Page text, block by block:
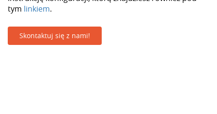
tym linkiem.
Skontaktuj się z nami!